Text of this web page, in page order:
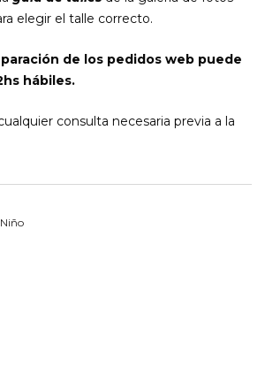
elegir el talle correcto.
de los pedidos web puede
hábiles.
consulta necesaria previa a la